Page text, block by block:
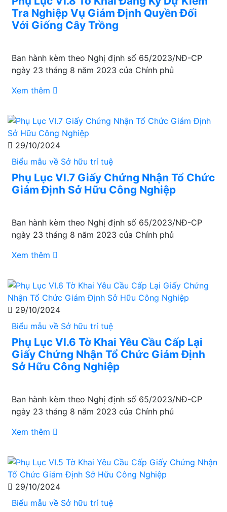
Tra Nghiệp Vụ Giám Định Quyền Đối
Với Giống Cây Trồng
Ban hành kèm theo Nghị định số 65/2023/NĐ-CP
ngày 23 tháng 8 năm 2023 của Chính phủ
Xem thêm
29/10/2024
Biểu mẫu về Sở hữu trí tuệ
Phụ Lục VI.7 Giấy Chứng Nhận Tổ Chức
Giám Định Sở Hữu Công Nghiệp
Ban hành kèm theo Nghị định số 65/2023/NĐ-CP
ngày 23 tháng 8 năm 2023 của Chính phủ
Xem thêm
29/10/2024
Biểu mẫu về Sở hữu trí tuệ
Phụ Lục VI.6 Tờ Khai Yêu Cầu Cấp Lại
Giấy Chứng Nhận Tổ Chức Giám Định
Sở Hữu Công Nghiệp
Ban hành kèm theo Nghị định số 65/2023/NĐ-CP
ngày 23 tháng 8 năm 2023 của Chính phủ
Xem thêm
29/10/2024
Biểu mẫu về Sở hữu trí tuệ